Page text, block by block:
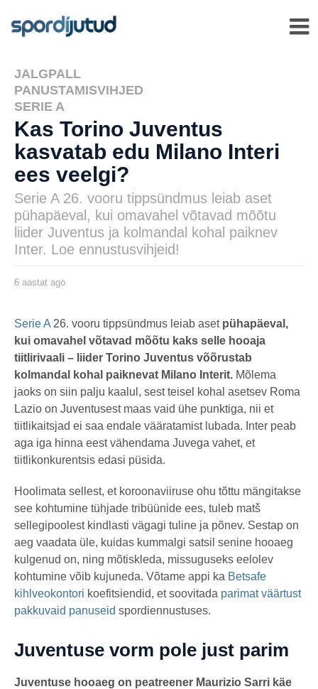
JALGPALL
PANUSTAMISVIHJED
SERIE A
Kas Torino Juventus
kasvatab edu Milano Interi
ees veelgi?
Serie A 26. vooru tippsündmus leiab aset
pühapäeval, kui omavahel võtavad mõõtu
liider Juventus ja kolmandal kohal paiknev
Inter. Loe ennustusvihjeid!
msavi
6 aastat ago
t
t
g
o
Serie A 26. vooru tippsündmus leiab aset pühapäeval,
kui omavahel võtavad mõõtu kaks selle hooaja
tiitlirivaali – liider Torino Juventus võõrustab
kolmandal kohal paiknevat Milano Interit. Mõlema
jaoks on siin palju kaalul, sest teisel kohal asetsev Roma
Lazio on Juventusest maas vaid ühe punktiga, nii et
tiitlikaitsjad ei saa endale vääratamist lubada. Inter peab
aga iga hinna eest vähendama Juvega vahet, et
tiitlikonkurentsis edasi püsida.
Hoolimata sellest, et koroonaviiruse ohu tõttu mängitakse
see kohtumine tühjade tribüünide ees, tuleb matš
sellegipoolest kindlasti vägagi tuline ja põnev. Sestap on
aeg vaadata üle, kuidas kummalgi satsil senine hooaeg
kulgenud on, ning mõtiskleda, missuguseks eelolev
kohtumine võib kujuneda. Võtame appi ka Betsafe
kihlveokontori koefitsiendid, et soovitada parimat väärtust
pakkuvaid panuseid spordiennustuses.
Juventuse vorm pole just parim
Juventuse hooaeg on peatreener Maurizio Sarri käe